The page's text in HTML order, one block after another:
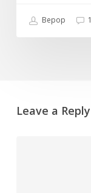
Bepop 1
Leave a Reply